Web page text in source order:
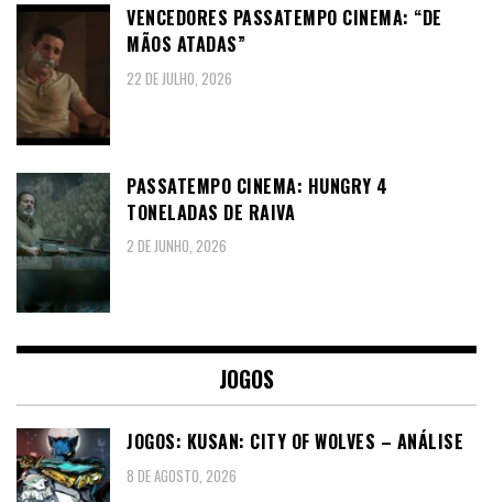
VENCEDORES PASSATEMPO CINEMA: “DE
MÃOS ATADAS”
22 DE JULHO, 2026
PASSATEMPO CINEMA: HUNGRY 4
TONELADAS DE RAIVA
2 DE JUNHO, 2026
JOGOS
JOGOS: KUSAN: CITY OF WOLVES – ANÁLISE
8 DE AGOSTO, 2026